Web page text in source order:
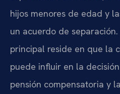
hijos menores de edad y
un acuerdo de
principal reside en que la
puede influir en la
pensión compensatoria y